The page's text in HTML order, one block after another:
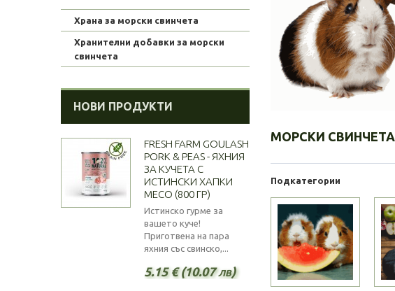
МОРСКИ СВИНЧЕТА
Подкатегории
Храна за морски свинчета
Хранителни добавки за морски
свинчета
НОВИ ПРОДУКТИ
FRESH FARM GOULASH
PORK & PEAS - ЯХНИЯ
ЗА КУЧЕТА С
ИСТИНСКИ ХАПКИ
МЕСО (800 ГР)
Истинско гурме за
вашето куче!
Приготвена на пара
яхния със свинско,...
5.15 € (10.07 лв)